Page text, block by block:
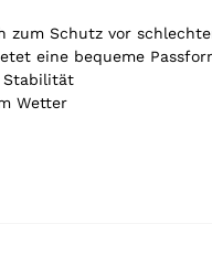
zum Schutz vor
eine bequeme
Stabilität
Wetter